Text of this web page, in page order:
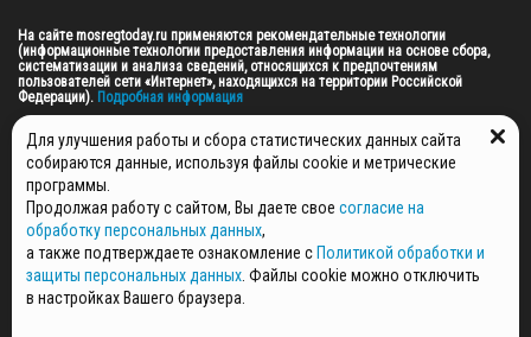
На сайте mosregtoday.ru применяются рекомендательные технологии
(информационные технологии предоставления информации на основе сбора,
систематизации и анализа сведений, относящихся к предпочтениям
пользователей сети «Интернет», находящихся на территории Российской
Федерации). Подробная информация
© 2026 ПРАВА НА ВСЕ МАТЕРИАЛЫ САЙТА ПРИНАДЛЕЖАТ ГАУ МО "ЦИФРОВЫЕ
МЕДИА" (ОГРН: 1255000059467).
ПОЛИТИКА ОБРАБОТКИ И ЗАЩИТЫ ПЕРСОНАЛЬНЫХ ДАННЫХ
НОВОСТИ
ГАЗЕТЫ
РЕКЛАМОДАТЕЛЯМ
Для улучшения работы и сбора статистических данных сайта
собираются данные, используя файлы cookie и метрические
программы.
Продолжая работу с сайтом, Вы даете свое согласие на
обработку персональных данных,
а также подтверждаете ознакомление с Политикой обработки и
защиты персональных данных . Файлы cookie можно отключить
в настройках Вашего браузера.